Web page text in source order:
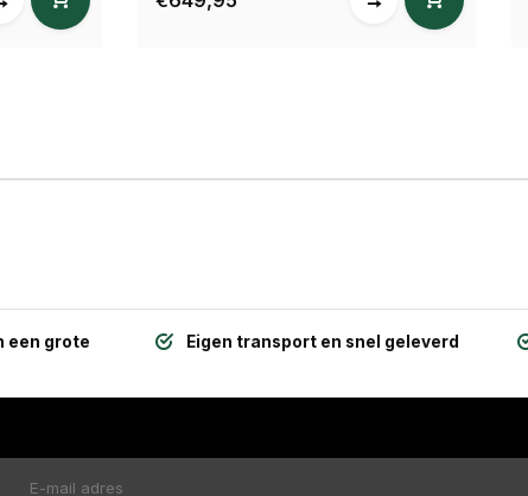
een grote
Eigen transport en snel geleverd